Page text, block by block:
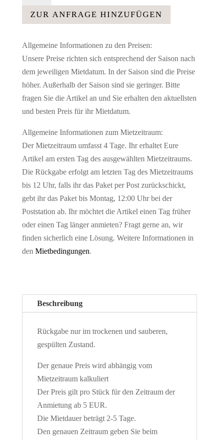
auf
Fuß
40
cm
Menge
ZUR ANFRAGE HINZUFÜGEN
Allgemeine Informationen zu den Preisen:
Unsere Preise richten sich entsprechend der Saison nach
dem jeweiligen Mietdatum. In der Saison sind die Preise
höher. Außerhalb der Saison sind sie geringer. Bitte
fragen Sie die Artikel an und Sie erhalten den aktuellsten
und besten Preis für ihr Mietdatum.
Allgemeine Informationen zum Mietzeitraum:
Der Mietzeitraum umfasst 4 Tage. Ihr erhaltet Eure
Artikel am ersten Tag des ausgewählten Mietzeitraums.
Die Rückgabe erfolgt am letzten Tag des Mietzeitraums
bis 12 Uhr, falls ihr das Paket per Post zurückschickt,
gebt ihr das Paket bis Montag, 12:00 Uhr bei der
Poststation ab. Ihr möchtet die Artikel einen Tag früher
oder einen Tag länger anmieten? Fragt gerne an, wir
finden sicherlich eine Lösung. Weitere Informationen in
den Mietbedingungen.
Beschreibung
Rückgabe nur im trockenen und sauberen,
gespülten Zustand.
Der genaue Preis wird abhängig vom
Mietzeitraum kalkuliert
Der Preis gilt pro Stück für den Zeitraum der
Anmietung ab 5 EUR.
Die Mietdauer beträgt 2-5 Tage.
Den genauen Zeitraum geben Sie beim